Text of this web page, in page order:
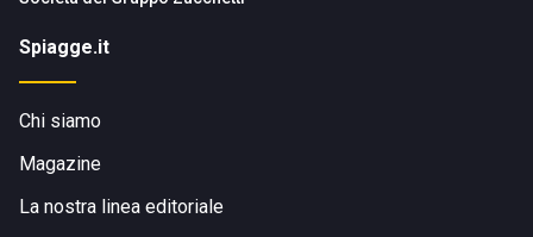
Spiagge.it
Chi siamo
Magazine
La nostra linea editoriale